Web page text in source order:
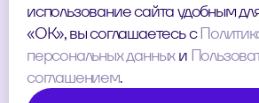
Согласие на обработку
Политика обработки
использование сайта удобным
«ОК», вы соглашаетесь с
персональных данныхи
соглашением.